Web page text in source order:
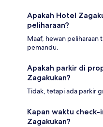
Apakah Hotel
peliharaan?
Maaf, hewan peliharaan
pemandu.
Apakah parkir di
Zagakukan?
Tidak, tetapi ada parkir
Kapan waktu
Zagakukan?